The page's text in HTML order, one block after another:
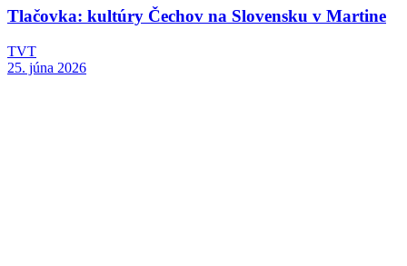
Tlačovka: kultúry Čechov na Slovensku v Martine
TVT
25. júna 2026